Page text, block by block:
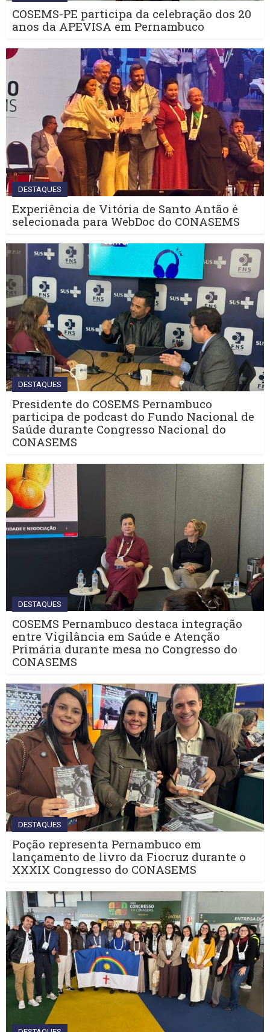
COSEMS-PE participa da celebração dos 20
anos da APEVISA em Pernambuco
DESTAQUES
Experiência de Vitória de Santo Antão é
selecionada para WebDoc do CONASEMS
DESTAQUES
Presidente do COSEMS Pernambuco
participa de podcast do Fundo Nacional de
Saúde durante Congresso Nacional do
CONASEMS
DESTAQUES
COSEMS Pernambuco destaca integração
entre Vigilância em Saúde e Atenção
Primária durante mesa no Congresso do
CONASEMS
DESTAQUES
Poção representa Pernambuco em
lançamento de livro da Fiocruz durante o
XXXIX Congresso do CONASEMS